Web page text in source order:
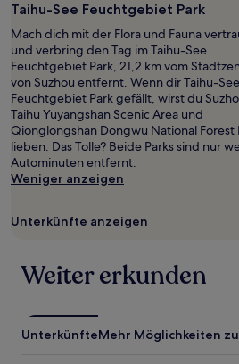
2 Erwachsenen
gefunden
wurde.
Preise
und
Verfügbarkeiten
können
sich
ändern.
Es
können
gelten.
Taihu-See Feuchtgebiet Park
Mach dich mit der Flora und Fauna
und verbring den Tag im Taihu-See
Feuchtgebiet Park, 21,2 km vom
von Suzhou entfernt. Wenn dir Taihu-See
Feuchtgebiet Park gefällt, wirst du
Taihu Yuyangshan Scenic Area und
Qionglongshan Dongwu National Forest
lieben. Das Tolle? Beide Parks sind nur
Autominuten entfernt.
Weniger anzeigen
Unterkünfte anzeigen
Weiter erkunden
UnterkünfteMehr Möglichkeiten